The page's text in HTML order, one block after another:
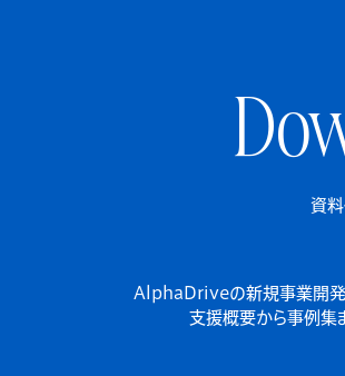
資料
AlphaDriveの新規事業開発
支援概要から事例集